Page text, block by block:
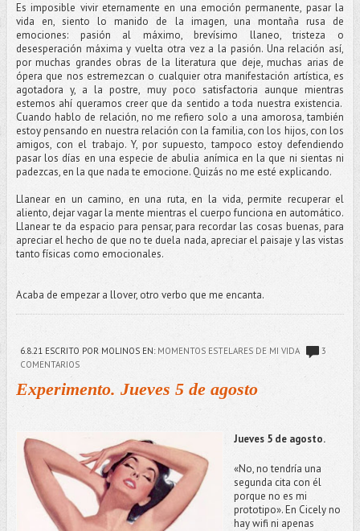
Es imposible vivir eternamente en una emoción permanente, pasar la
vida en, siento lo manido de la imagen, una montaña rusa de
emociones: pasión al máximo, brevísimo llaneo, tristeza o
desesperación máxima y vuelta otra vez a la pasión. Una relación así,
por muchas grandes obras de la literatura que deje, muchas arias de
ópera que nos estremezcan o cualquier otra manifestación artística, es
agotadora y, a la postre, muy poco satisfactoria aunque mientras
estemos ahí queramos creer que da sentido a toda nuestra existencia.
Cuando hablo de relación, no me refiero solo a una amorosa, también
estoy pensando en nuestra relación con la familia, con los hijos, con los
amigos, con el trabajo. Y, por supuesto, tampoco estoy defendiendo
pasar los días en una especie de abulia anímica en la que ni sientas ni
padezcas, en la que nada te emocione. Quizás no me esté explicando.
Llanear en un camino, en una ruta, en la vida, permite recuperar el
aliento, dejar vagar la mente mientras el cuerpo funciona en automático.
Llanear te da espacio para pensar, para recordar las cosas buenas, para
apreciar el hecho de que no te duela nada, apreciar el paisaje y las vistas
tanto físicas como emocionales.
Acaba de empezar a llover, otro verbo que me encanta.
6.8.21ESCRITO POR MOLINOS EN: MOMENTOS ESTELARES DE MI VIDA
3
COMENTARIOS
Experimento. Jueves 5 de agosto
Jueves 5 de agosto.
«No, no tendría una
segunda cita con él
porque no es mi
prototipo». En Cicely no
hay wifi ni apenas